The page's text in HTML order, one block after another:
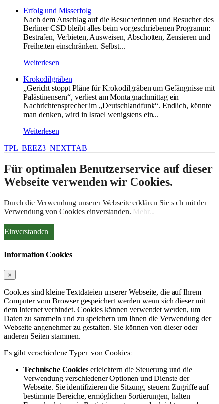
Erfolg und Misserfolg
Nach dem Anschlag auf die Besucherinnen und Besucher des
Berliner CSD bleibt alles beim vorgeschriebenen Programm:
Bestrafen, Verbieten, Ausweisen, Abschotten, Zensieren und
Freiheiten einschränken. Selbst...
Weiterlesen
Krokodilgräben
„Gericht stoppt Pläne für Krokodilgräben um Gefängnisse mit
Palästinensern“, verliest am Montagnachmittag ein
Nachrichtensprecher im „Deutschlandfunk“. Endlich, könnte
man denken, wird in Israel wenigstens ein...
Weiterlesen
TPL_BEEZ3_NEXTTAB
Für optimalen Benutzerservice auf dieser
Webseite verwenden wir Cookies.
Durch die Verwendung unserer Webseite erklären Sie sich mit der
Verwendung von Cookies einverstanden. Mehr...
Einverstanden
Information Cookies
×
Cookies sind kleine Textdateien unserer Webseite, die auf Ihrem
Computer vom Browser gespeichert werden wenn sich dieser mit
dem Internet verbindet. Cookies können verwendet werden, um
Daten zu sammeln und zu speichern um Ihnen die Verwendung der
Webseite angenehmer zu gestalten. Sie können von dieser oder
anderen Seiten stammen.
Es gibt verschiedene Typen von Cookies:
Technische Cookies erleichtern die Steuerung und die
Verwendung verschiedener Optionen und Dienste der
Webseite. Sie identifizieren die Sitzung, steuern Zugriffe auf
bestimmte Bereiche, ermöglichen Sortierungen, halten